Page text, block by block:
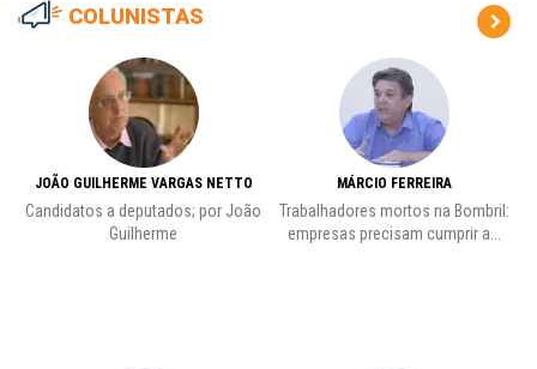
COLUNISTAS
JOÃO GUILHERME VARGAS NETTO
Candidatos a deputados; por João
Guilherme
MÁRCIO FERREIRA
Trabalhadores mortos na Bombril:
empresas precisam cumprir a...